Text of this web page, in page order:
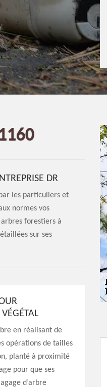
DR
les particuliers et
normes vos
forestiers à
sur ses
en réalisant de
opérations de tailles
planté à proximité
pour que ses
d’arbre